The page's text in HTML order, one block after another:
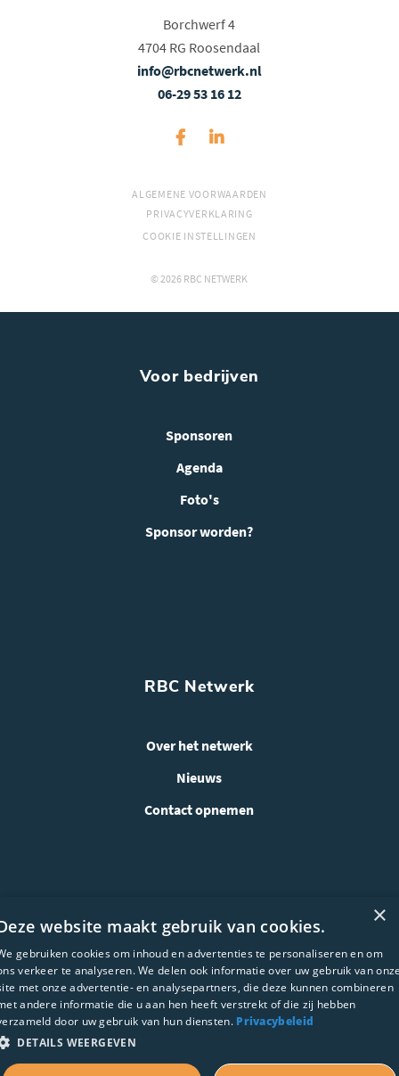
Borchwerf 4
4704 RG Roosendaal
info@rbcnetwerk.nl
06-29 53 16 12
ALGEMENE VOORWAARDEN
PRIVACYVERKLARING
COOKIE INSTELLINGEN
© 2026 RBC NETWERK
Voor bedrijven
Sponsoren
Agenda
Foto's
Sponsor worden?
RBC Netwerk
Over het netwerk
Nieuws
Contact opnemen
WEBSITE ONTWIKKELING:
×
website maakt gebruik van cookies.
gebruiken cookies om inhoud en advertenties te personaliseren en om
verkeer te analyseren. We delen ook informatie over uw gebruik van
met onze advertentie- en analysepartners, die deze kunnen combineren
andere informatie die u aan hen heeft verstrekt of die zij hebben
door uw gebruik van hun diensten. Privacybeleid
DETAILS WEERGEVEN